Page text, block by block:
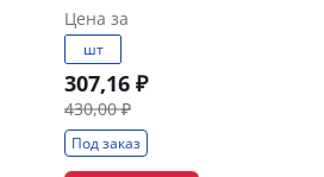
Цена за
шт
307,16 ₽
430,00 ₽
Под заказ